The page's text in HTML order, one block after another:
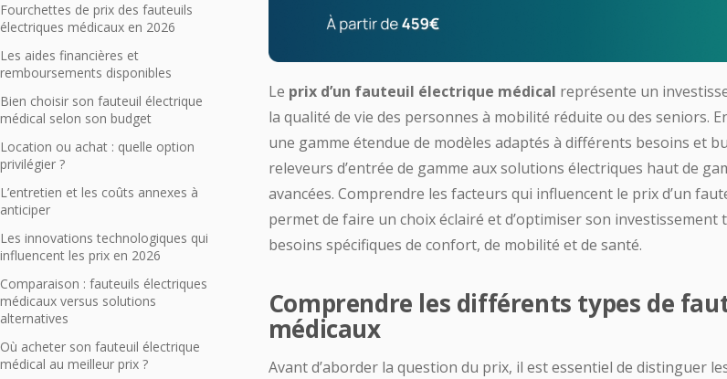
Fourchettes de prix des fauteuils
électriques médicaux en 2026
Les aides financières et
remboursements disponibles
Bien choisir son fauteuil électrique
médical selon son budget
Location ou achat : quelle option
privilégier ?
L’entretien et les coûts annexes à
anticiper
Les innovations technologiques qui
influencent les prix en 2026
Comparaison : fauteuils électriques
médicaux versus solutions
alternatives
Où acheter son fauteuil électrique
médical au meilleur prix ?
Le prix d’un fauteuil électrique médical représente un
la qualité de vie des personnes à mobilité réduite ou des seniors.
une gamme étendue de modèles adaptés à différents besoins et
releveurs d’entrée de gamme aux solutions électriques haut de
avancées. Comprendre les facteurs qui influencent le prix d’un
permet de faire un choix éclairé et d’optimiser son
besoins spécifiques de confort, de mobilité et de santé.
Comprendre les différents types de
médicaux
Avant d’aborder la question du prix, il est essentiel de distinguer